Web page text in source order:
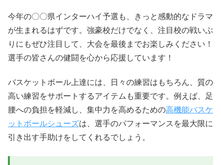
今年の〇〇県インターハイ予選も、きっと感動的なドラマ
が生まれるはずです。強豪校だけでなく、注目校の戦いぶ
りにもぜひ注目して、大会を最後までお楽しみください！
選手の皆さんの健闘を心から応援しています！
バスケットボール上達には、日々の練習はもちろん、質の
高い練習をサポートするアイテムも重要です。例えば、足
腰への負担を軽減し、集中力を高めるための高機能バスケ
ットボールシューズは、選手のパフォーマンスを最大限に
引き出す手助けをしてくれるでしょう。